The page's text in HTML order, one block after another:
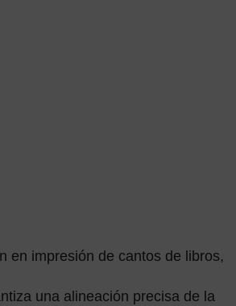
en impresión de cantos de libros,
una alineación precisa de la